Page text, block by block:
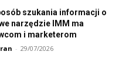
szukania informacji o
narzędzie IMM ma
i marketerom
- 29/07/2026